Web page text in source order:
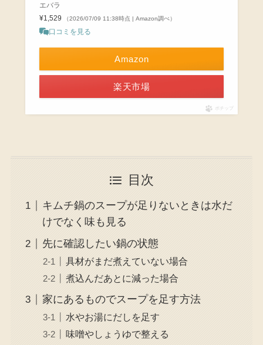
エバラ
¥1,529
（2026/07/09 11:38時点 | Amazon調べ）
口コミを見る
Amazon
楽天市場
ポチップ
目次
キムチ鍋のスープが足りないときは水だ
けでなく味も見る
先に確認したい鍋の状態
具材がまだ煮えていない場合
煮込んだあとに減った場合
家にあるものでスープを足す方法
水やお湯にだしを足す
味噌やしょうゆで整える